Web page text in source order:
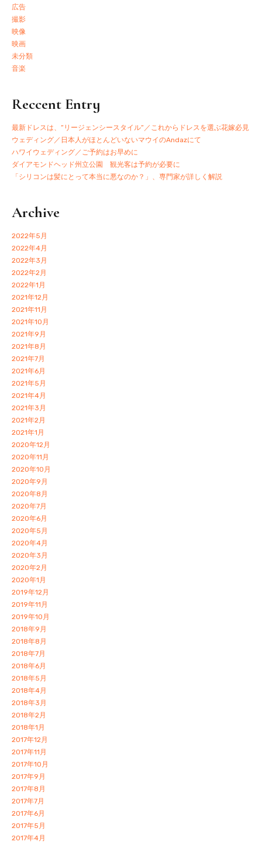
広告
撮影
映像
映画
未分類
音楽
Reccent Entry
最新ドレスは、”リージェンシースタイル”／これからドレスを選ぶ花嫁必見
ウェディング／日本人がほとんどいないマウイのAndazにて
ハワイウェディング／ご予約はお早めに
ダイアモンドヘッド州立公園 観光客は予約が必要に
「シリコンは髪にとって本当に悪なのか？」、専門家が詳しく解説
Archive
2022年5月
2022年4月
2022年3月
2022年2月
2022年1月
2021年12月
2021年11月
2021年10月
2021年9月
2021年8月
2021年7月
2021年6月
2021年5月
2021年4月
2021年3月
2021年2月
2021年1月
2020年12月
2020年11月
2020年10月
2020年9月
2020年8月
2020年7月
2020年6月
2020年5月
2020年4月
2020年3月
2020年2月
2020年1月
2019年12月
2019年11月
2019年10月
2018年9月
2018年8月
2018年7月
2018年6月
2018年5月
2018年4月
2018年3月
2018年2月
2018年1月
2017年12月
2017年11月
2017年10月
2017年9月
2017年8月
2017年7月
2017年6月
2017年5月
2017年4月